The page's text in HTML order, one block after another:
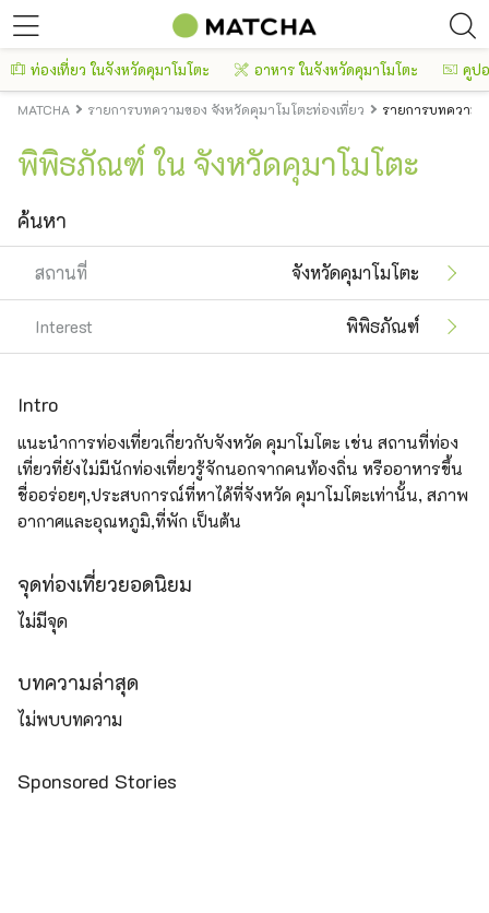
ท่องเที่ยว ในจังหวัดคุมาโมโตะ อาหาร ในจังหวัดคุมาโมโตะ คูป
MATCHA รายการบทความของ จังหวัดคุมาโมโตะท่องเที่ยว รายการบทความ
พิพิธภัณฑ์ ใน จังหวัดคุมาโมโตะ
ค้นหา
สถานที่ จังหวัดคุมาโมโตะ
Interest พิพิธภัณฑ์
Intro
แนะนำการท่องเที่ยวเกี่ยวกับจังหวัด คุมาโมโตะ เช่น สถานที่ท่อง
เที่ยวที่ยังไม่มีนักท่องเที่ยวรู้จักนอกจากคนท้องถิ่น หรืออาหารขึ้น
ชื่ออร่อยๆ,ประสบการณ์ที่หาได้ที่จังหวัด คุมาโมโตะเท่านั้น, สภาพ
อากาศและอุณหภูมิ,ที่พัก เป็นต้น
จุดท่องเที่ยวยอดนิยม
ไม่มีจุด
บทความล่าสุด
ไม่พบบทความ
Sponsored Stories